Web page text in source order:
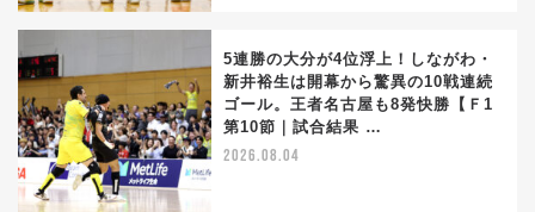
5連勝の大分が4位浮上！しながわ・
新井裕生は開幕から驚異の10戦連続
ゴール。王者名古屋も8発快勝【Ｆ1
第10節｜試合結果 …
2026.08.04